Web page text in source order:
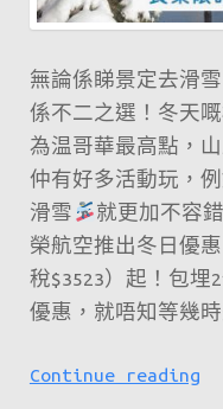
新
加
坡
起
澳
洲
無論係睇景定去滑雪
係不二之選！冬天
為温哥華最高點，
仲有好多活動玩，
滑雪
就更加不容
榮航空推出冬日優
稅$3523）起！包埋
優惠，就唔知等幾
Continue reading去